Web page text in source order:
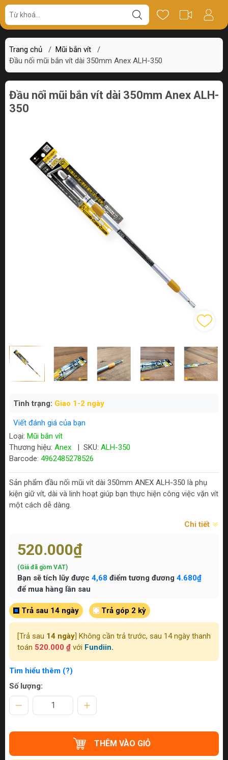
Trang chủ / Mũi bắn vít
/
Đầu nối mũi bắn vít dài 350mm Anex ALH-350
Giá bán Thông số Review
Đầu nối mũi bắn vít dài 350mm Anex ALH-
350
Tình trạng: Giao 1-2 ngày
Viết đánh giá của bạn
Loại: Mũi bắn vít
Thương hiệu: Anex SKU: ALH-350
Barcode: 4962485278526
Sản phẩm đầu nối mũi vít dài 350mm ANEX ALH-350 là phụ
kiện giữ vít, dài và linh hoạt giúp bạn thực hiện công việc vặn vít
một cách dễ dàng.
Chi tiết
520.000₫
(Giá đã gồm VAT)
Bạn sẽ tích lũy được 4,68 điểm tương đương 4.680₫
để mua hàng lần sau
Trả sau 14 ngày Trả góp 2 kỳ
[Trả sau 14 ngày ] Không cần trả trước, sau 14 ngày thanh
toán 520.000 ₫ với Fundiin.
Tìm hiểu thêm (?)
Số lượng:
THÊM VÀO GIỎ